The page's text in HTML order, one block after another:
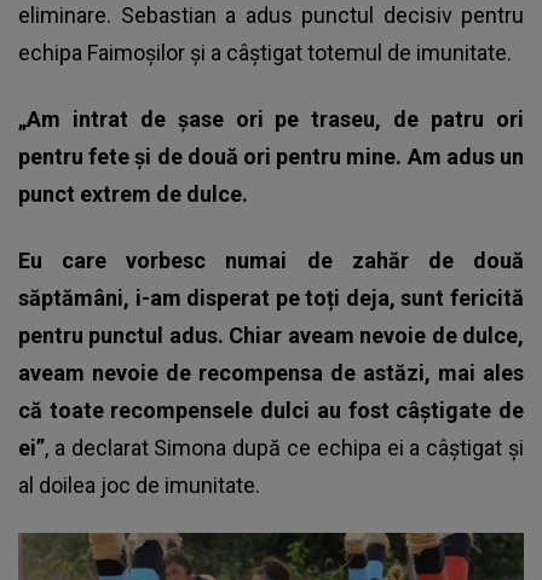
eliminare. Sebastian a adus punctul decisiv pentru
echipa Faimoşilor şi a câştigat totemul de imunitate.
„Am intrat de șase ori pe traseu, de patru ori
pentru fete și de două ori pentru mine. Am adus un
punct extrem de dulce.
Eu care vorbesc numai de zahăr de două
săptămâni, i-am disperat pe toți deja, sunt fericită
pentru punctul adus. Chiar aveam nevoie de dulce,
aveam nevoie de recompensa de astăzi, mai ales
că toate recompensele dulci au fost câștigate de
ei”, a declarat Simona după ce echipa ei a câștigat și
al doilea joc de imunitate.